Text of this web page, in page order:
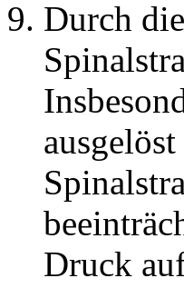
Durch
Druck